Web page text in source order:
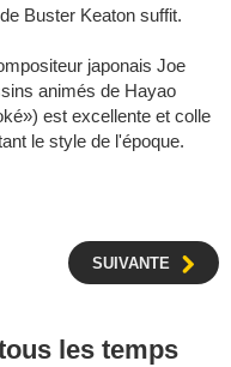
Buster Keaton suffit.
japonais Joe
animés de Hayao
est excellente et colle
le style de l'époque.
SUIVANTE
les temps